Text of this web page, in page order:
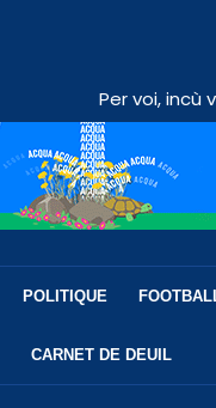
Per voi, incù
POLITIQUE
CARNET DE DEUIL